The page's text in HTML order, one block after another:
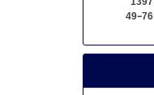
49-76